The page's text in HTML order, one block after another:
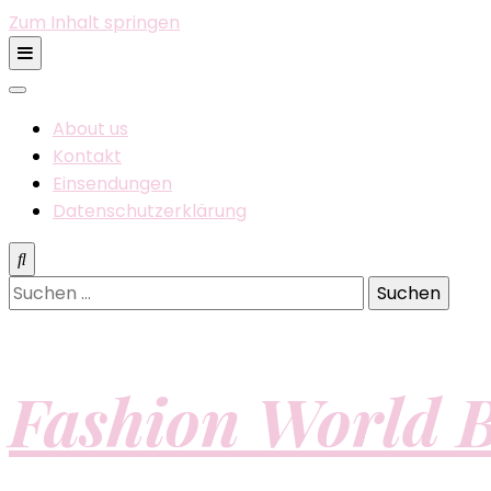
Zum Inhalt springen
About us
Kontakt
Einsendungen
Datenschutzerklärung
Suchen
nach:
Fashion World